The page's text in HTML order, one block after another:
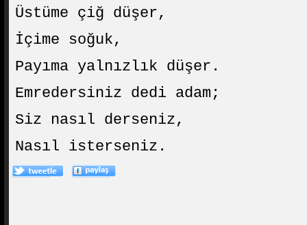
Üstüme çiğ düşer,
İçime soğuk,
Payıma yalnızlık düşer.
Emredersiniz dedi adam;
Siz nasıl derseniz,
Nasıl isterseniz.